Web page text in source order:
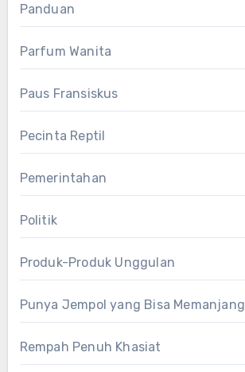
Panduan
Parfum Wanita
Paus Fransiskus
Pecinta Reptil
Pemerintahan
Politik
Produk-Produk Unggulan
Punya Jempol yang Bisa Memanjang
Rempah Penuh Khasiat